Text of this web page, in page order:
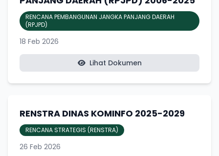
RENCANA PEMBANGUNAN JANGKA PANJANG DAERAH
(RPJPD)
18 Feb 2026
Lihat Dokumen
RENSTRA DINAS KOMINFO 2025-2029
RENCANA STRATEGIS (RENSTRA)
26 Feb 2026